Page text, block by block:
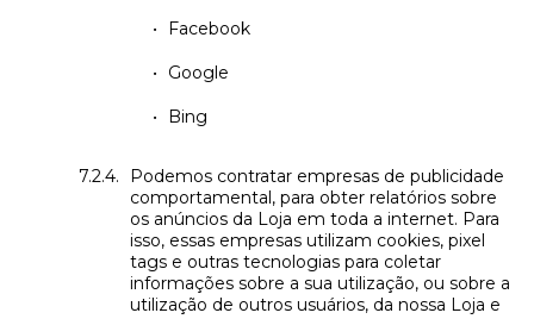
Facebook
Google
Bing
Podemos contratar empresas de publicidade
comportamental, para obter relatórios sobre
os anúncios da Loja em toda a internet. Para
isso, essas empresas utilizam cookies, pixel
tags e outras tecnologias para coletar
informações sobre a sua utilização, ou sobre a
utilização de outros usuários, da nossa Loja e